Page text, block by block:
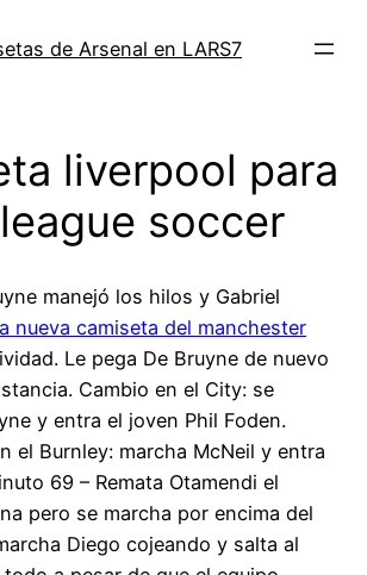
de Arsenal en LARS7
liverpool para
soccer
manejó los hilos y Gabriel
nueva camiseta del manchester
Le pega De Bruyne de nuevo
Cambio en el City: se
y entra el joven Phil Foden.
el Burnley: marcha McNeil y entra
69 – Remata Otamendi el
pero se marcha por encima del
Diego cojeando y salta al